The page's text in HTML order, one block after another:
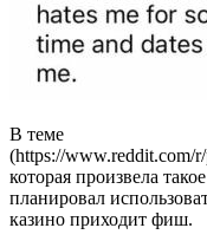
В теме
(https://www.reddit.com/
которая произвела
планировал
казино приходит фиш.